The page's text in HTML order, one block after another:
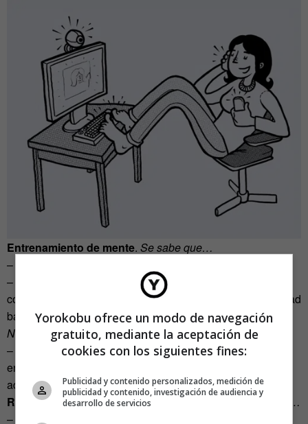
Entrenamiento de mente. Se sabe que…
– La memoria se puede entrenar.
– La estimulación mental ayuda a ralentizar el declive
cognitivo y en esta estimulación se puede incluir la actividad
basada en el ordenador.
No se sabe…
– Si funcionan los actuales juegos comerciales para
entrenar la mente y desarrollar funciones cognitivas en los
adultos sanos.
Respuesta emocional de los videojuegos
Se sabe que…
– El contenido emocional puede influir en respuestas
Yorokobu ofrece un modo de navegación
gratuito, mediante la aceptación de
cookies con los siguientes fines:
Publicidad y contenido personalizados, medición de
publicidad y contenido, investigación de audiencia y
desarrollo de servicios